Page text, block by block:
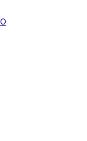
О